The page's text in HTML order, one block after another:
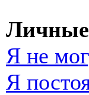
Я не
Я